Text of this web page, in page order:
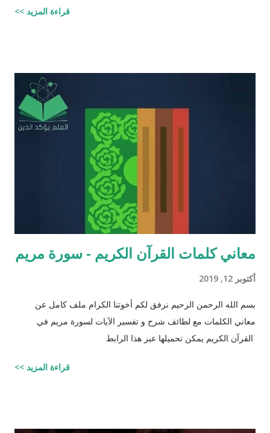
والردود الصلعمية الفاشلة عليها " وقد أبقيت على كل افتراء واتبعته
الافتراء : 1 - زوجيّة الأشياء في القرآن : مِنْ كُلِّ شَيْءٍ خَلَقْنَا زَوْجَيْنِ
لَعَلَّكُمْ تَذَكَّرُونَ / الذاريات : 49 وَمِنْ كُلِّ الثَّمَرَاتِ جَعَلَ فِيهَا زَوْجَيْنِ
اثْنَيْنِ / الرعد : 3 حَتَّى إِذَا جَاءَ أَمْرُنَا وَفَارَ التَّنُّورُ قُلْنَا احْمِلْ فِيهَا مِنْ كُلٍّ
زَوْجَيْنِ اثْنَيْنِ / هود : 11 و اذا طبقنا هذه الآبات وجدنا فيها شيئاً من
قراءة المزيد >>
معاني كلمات القرآن الكريم - سورة مريم
أكتوبر 12, 2019
بسم الله الرحمن الرحيم نرفق لكم أخوتنا الكرام ملف كامل عن
معاني الكلمات مع لطائف شرح و تفسير الآيات لسورة مريم في
القرآن الكريم يمكن تحميلها عبر هذا الرابط
قراءة المزيد >>